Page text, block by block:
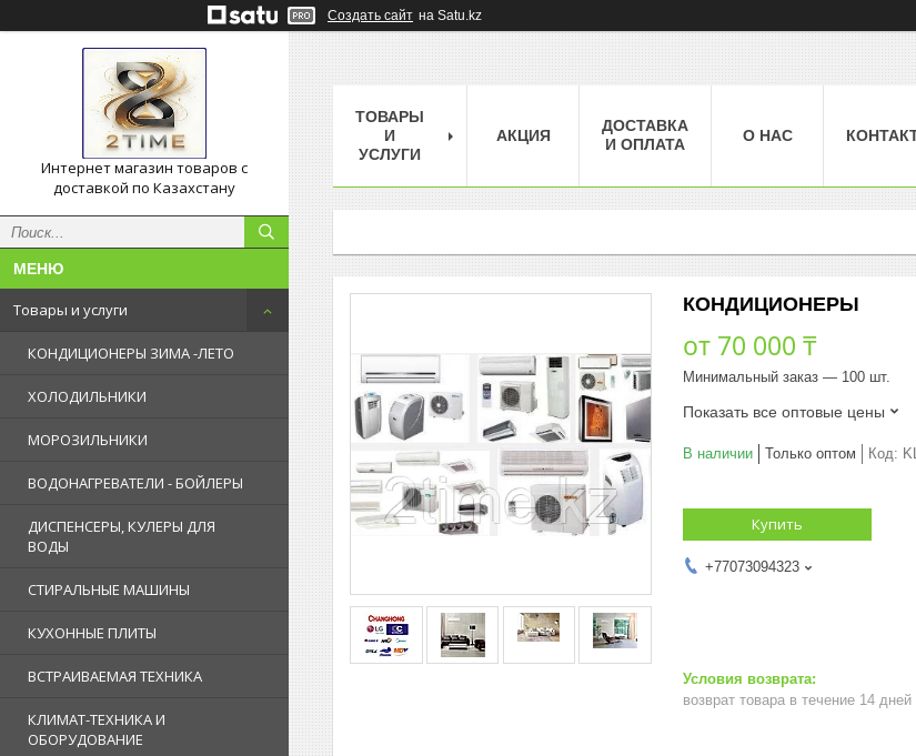
Создать сайт на Satu.kz
Интернет магазин товаров с
доставкой по Казахстану
Товары и услуги
КОНДИЦИОНЕРЫ ЗИМА -ЛЕТО
ХОЛОДИЛЬНИКИ
МОРОЗИЛЬНИКИ
ВОДОНАГРЕВАТЕЛИ - БОЙЛЕРЫ
ДИСПЕНСЕРЫ, КУЛЕРЫ ДЛЯ
ВОДЫ
СТИРАЛЬНЫЕ МАШИНЫ
КУХОННЫЕ ПЛИТЫ
ВСТРАИВАЕМАЯ ТЕХНИКА
КЛИМАТ-ТЕХНИКА И
ОБОРУДОВАНИЕ
ТОВАРЫ
И
УСЛУГИ
АКЦИЯ
ДОСТАВКА
И ОПЛАТА
О НАС
КОНДИЦИОНЕРЫ
от 70 000 ₸
Минимальный заказ — 100 шт.
Показать все оптовые цены
В наличии Только оптом Код:
Купить
+77073094323
возврат товара в течение 14 дней